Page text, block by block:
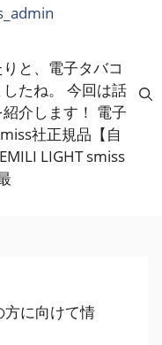
と、電子タバコ
たね。 今回は話
介します！ 電子
社正規品【自
LIGHT smiss
方に向けて情